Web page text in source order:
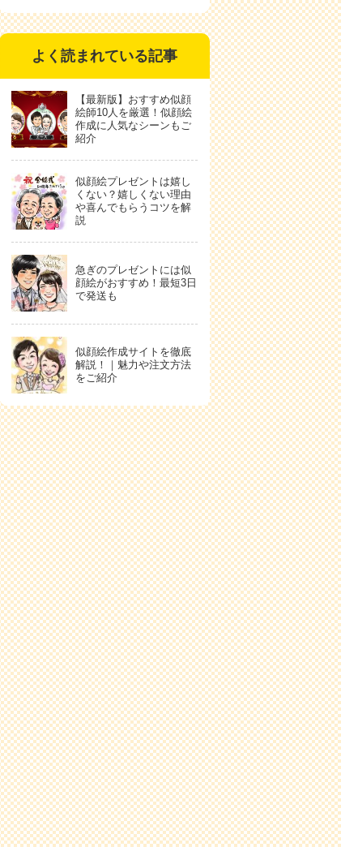
よく読まれている記事
【最新版】おすすめ似顔
絵師10人を厳選！似顔絵
作成に人気なシーンもご
紹介
似顔絵プレゼントは嬉し
くない？嬉しくない理由
や喜んでもらうコツを解
説
急ぎのプレゼントには似
顔絵がおすすめ！最短3日
で発送も
似顔絵作成サイトを徹底
解説！｜魅力や注文方法
をご紹介